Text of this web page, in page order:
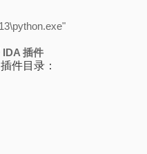
IDA 插件
件目录：